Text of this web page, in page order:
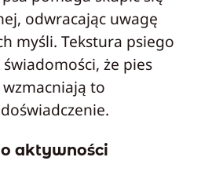
odwracając uwagę
myśli. Tekstura psiego
że pies
to
aktywności